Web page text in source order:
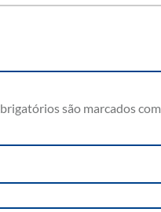
são marcados com